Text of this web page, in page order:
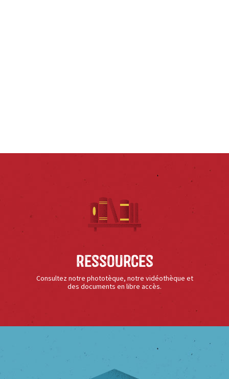
Ressources
Consultez notre phototèque, notre vidéothèque et
des documents en libre accès.